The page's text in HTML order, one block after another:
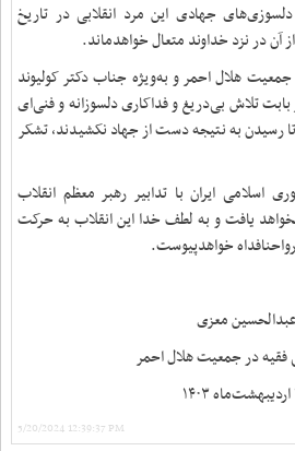
جهادی این مرد انقلابی در تاریخ
آن در نزد خداوند متعال خواهدماند.
هلال احمر و به‌ویژه جناب دکتر کولیوند
تلاش بی‌دریغ و فداکاری دلسوزانه و فنی‌ای
رسیدن به نتیجه دست از جهاد نکشیدند، تشکر
اسلامی ایران با تدابیر رهبر معظم انقلاب
یافت و به لطف خدا این انقلاب به حرکت
خواهدپیوست.
معزی
فقیه در جمعیت هلال احمر
5/20/2024 12:39:37 PM